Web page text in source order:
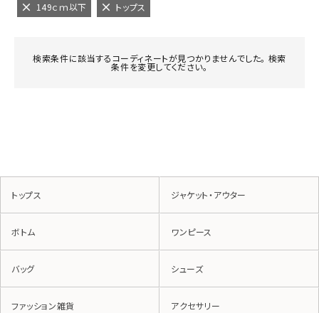
149ｃｍ以下 トップス
検索条件に該当するコーディネートが見つかりませんでした。 検索
条件を変更してください。
トップス ジャケット・アウター
ボトム ワンピース
バッグ シューズ
ファッション雑貨 アクセサリー